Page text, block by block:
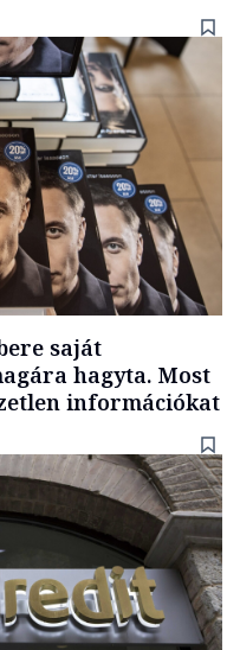
saját
hagyta. Most
információkat